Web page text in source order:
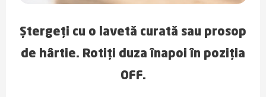
Ștergeți cu o lavetă curată sau prosop
de hârtie. Rotiți duza înapoi în poziția
OFF.